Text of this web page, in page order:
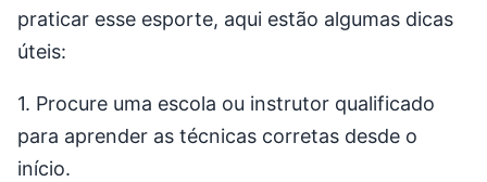
praticar esse esporte, aqui estão algumas dicas
úteis:
1. Procure uma escola ou instrutor qualificado
para aprender as técnicas corretas desde o
início.